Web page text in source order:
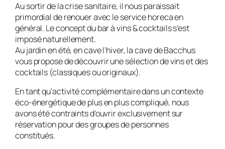
Au sortir de la crise sanitaire, il nous paraissait
primordial de renouer avec le service horeca en
général. Le concept du bar à vins & cocktails s’est
imposé naturellement.
Au jardin en été, en cave l’hiver, la cave de Bacchus
vous propose de découvrir une sélection de vins et des
cocktails (classiques ou originaux).
En tant qu’activité complémentaire dans un contexte
éco-énergétique de plus en plus compliqué, nous
avons été contraints d’ouvrir exclusivement sur
réservation pour des groupes de personnes
constitués.